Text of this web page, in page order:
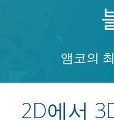
앰코의
2D에서